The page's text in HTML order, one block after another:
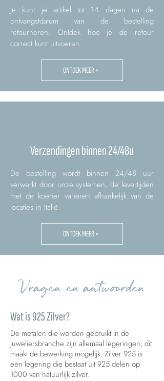
Je kunt je artikel tot 14 dagen na de
ontvangstdatum van de bestelling
retourneren. Ontdek hoe je de retour
correct kunt uitvoeren.
ONTDEK MEER >
Verzendingen binnen 24/48u
De bestelling wordt binnen 24/48 uur
verwerkt door onze systemen, de levertijden
met de koerier variëren afhankelijk van de
locaties in Italië.
ONTDEK MEER >
Vragen en antwoorden
Wat is 925 Zilver?
De metalen die worden gebruikt in de
juweliersbranche zijn allemaal legeringen, dit
maakt de bewerking mogelijk. Zilver 925 is
een legering die bestaat uit 925 delen op
1000 van natuurlijk zilver.